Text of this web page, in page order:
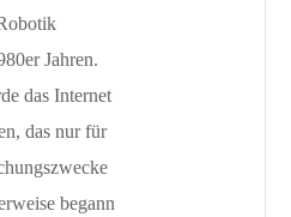
Jahren.
das Internet
das nur für
begann